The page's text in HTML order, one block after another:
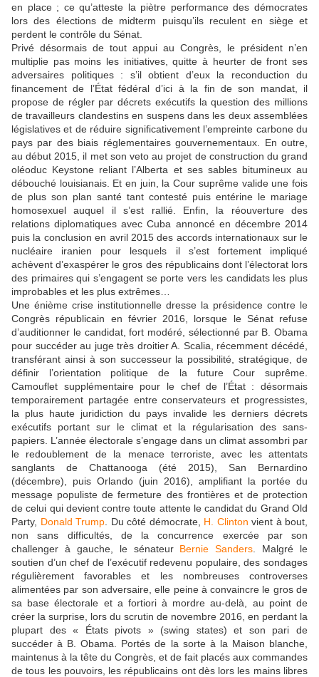
en place ; ce qu’atteste la piètre performance des démocrates
lors des élections de midterm puisqu’ils reculent en siège et
perdent le contrôle du Sénat.
Privé désormais de tout appui au Congrès, le président n’en
multiplie pas moins les initiatives, quitte à heurter de front ses
adversaires politiques : s’il obtient d’eux la reconduction du
financement de l’État fédéral d’ici à la fin de son mandat, il
propose de régler par décrets exécutifs la question des millions
de travailleurs clandestins en suspens dans les deux assemblées
législatives et de réduire significativement l’empreinte carbone du
pays par des biais réglementaires gouvernementaux. En outre,
au début 2015, il met son veto au projet de construction du grand
oléoduc Keystone reliant l’Alberta et ses sables bitumineux au
débouché louisianais. Et en juin, la Cour suprême valide une fois
de plus son plan santé tant contesté puis entérine le mariage
homosexuel auquel il s’est rallié. Enfin, la réouverture des
relations diplomatiques avec Cuba annoncé en décembre 2014
puis la conclusion en avril 2015 des accords internationaux sur le
nucléaire iranien pour lesquels il s’est fortement impliqué
achèvent d’exaspérer le gros des républicains dont l’électorat lors
des primaires qui s’engagent se porte vers les candidats les plus
improbables et les plus extrêmes…
Une énième crise institutionnelle dresse la présidence contre le
Congrès républicain en février 2016, lorsque le Sénat refuse
d’auditionner le candidat, fort modéré, sélectionné par B. Obama
pour succéder au juge très droitier A. Scalia, récemment décédé,
transférant ainsi à son successeur la possibilité, stratégique, de
définir l’orientation politique de la future Cour suprême.
Camouflet supplémentaire pour le chef de l’État : désormais
temporairement partagée entre conservateurs et progressistes,
la plus haute juridiction du pays invalide les derniers décrets
exécutifs portant sur le climat et la régularisation des sans-
papiers. L’année électorale s’engage dans un climat assombri par
le redoublement de la menace terroriste, avec les attentats
sanglants de Chattanooga (été 2015), San Bernardino
(décembre), puis Orlando (juin 2016), amplifiant la portée du
message populiste de fermeture des frontières et de protection
de celui qui devient contre toute attente le candidat du Grand Old
Party, Donald Trump . Du côté démocrate, H. Clinton vient à bout,
non sans difficultés, de la concurrence exercée par son
challenger à gauche, le sénateur Bernie Sanders . Malgré le
soutien d’un chef de l’exécutif redevenu populaire, des sondages
régulièrement favorables et les nombreuses controverses
alimentées par son adversaire, elle peine à convaincre le gros de
sa base électorale et a fortiori à mordre au-delà, au point de
créer la surprise, lors du scrutin de novembre 2016, en perdant la
plupart des « États pivots » (swing states) et son pari de
succéder à B. Obama. Portés de la sorte à la Maison blanche,
maintenus à la tête du Congrès, et de fait placés aux commandes
de tous les pouvoirs, les républicains ont dès lors les mains libres